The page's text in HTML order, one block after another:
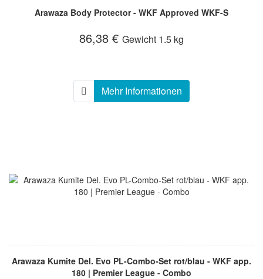
Arawaza Body Protector - WKF Approved WKF-S
86,38 € Gewicht 1.5 kg
Mehr Informationen
Arawaza Kumite Del. Evo PL-Combo-Set rot/blau - WKF app.
180 | Premier League - Combo